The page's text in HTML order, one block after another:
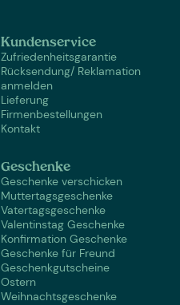
Kundenservice
Zufriedenheitsgarantie
Rücksendung/ Reklamation
anmelden
Lieferung
Firmenbestellungen
Kontakt
Geschenke
Geschenke verschicken
Muttertagsgeschenke
Vatertagsgeschenke
Valentinstag Geschenke
Konfirmation Geschenke
Geschenke für Freund
Geschenkgutscheine
Ostern
Weihnachtsgeschenke